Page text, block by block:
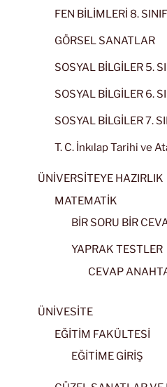
FEN BİLİMLERİ 8. SINIF
GÖRSEL SANATLAR
SOSYAL BİLGİLER 5.
SOSYAL BİLGİLER 6.
SOSYAL BİLGİLER 7.
T. C. İnkılap Tarihi ve
ÜNİVERSİTEYE HAZIRLIK
MATEMATİK
BİR SORU BİR
YAPRAK TESTLER
CEVAP
ÜNİVESİTE
EĞİTİM FAKÜLTESİ
EĞİTİME GİRİŞ